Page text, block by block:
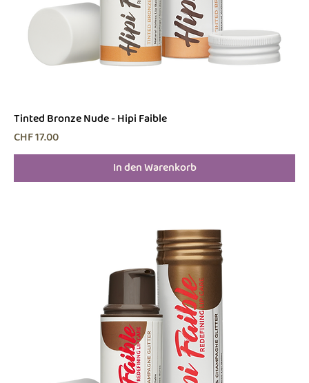
Tinted Bronze Nude - Hipi Faible
Preis
CHF 17.00
In den Warenkorb